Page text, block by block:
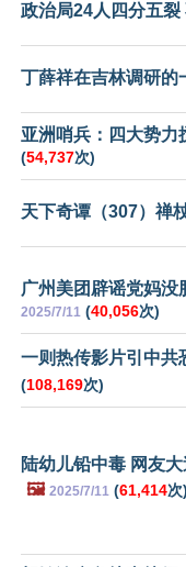
政治局24人四分五
丁薛祥在吉林调研的
亚洲哨兵：四大势力
(54,737次)
天下奇谭（307）禅
广州美团辟谣党妈没
2025/7/11 (40,056次)
一则热传影片引中共
(108,169次)
陆幼儿铅中毒 网友
🖼️ 2025/7/11 (61,414次)